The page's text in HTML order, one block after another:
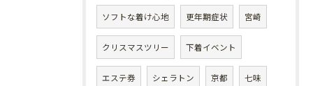
ソフトな着け心地 更年期症状 宮崎
クリスマスツリー 下着イベント
エステ券 シェラトン 京都 七味